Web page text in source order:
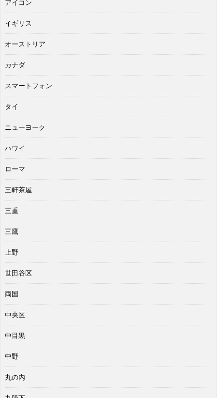
アイコン
イギリス
オーストリア
カナダ
スマートフォン
タイ
ニューヨーク
ハワイ
ローマ
三軒茶屋
三重
三鷹
上野
世田谷区
両国
中央区
中目黒
中野
丸の内